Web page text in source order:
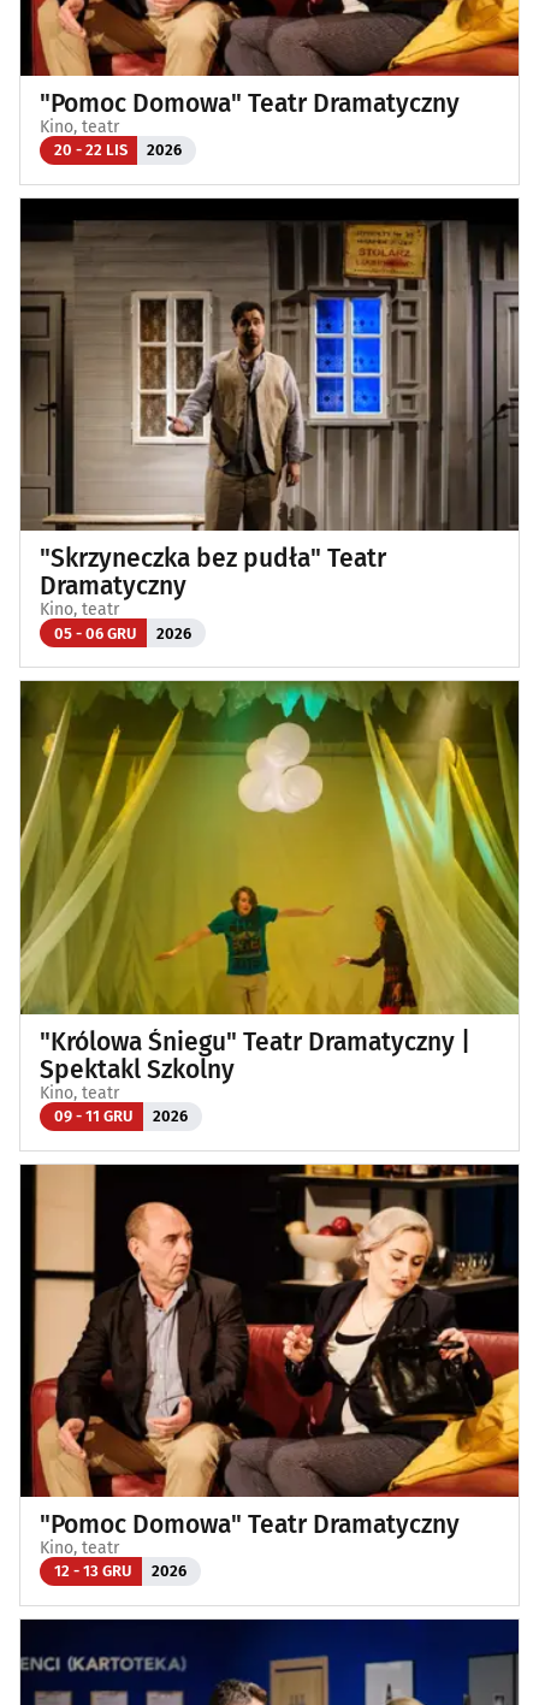
"Pomoc Domowa" Teatr Dramatyczny
Kino, teatr
20 - 22 LIS 2026
"Skrzyneczka bez pudła" Teatr
Dramatyczny
Kino, teatr
05 - 06 GRU 2026
"Królowa Śniegu" Teatr Dramatyczny |
Spektakl Szkolny
Kino, teatr
09 - 11 GRU 2026
"Pomoc Domowa" Teatr Dramatyczny
Kino, teatr
12 - 13 GRU 2026